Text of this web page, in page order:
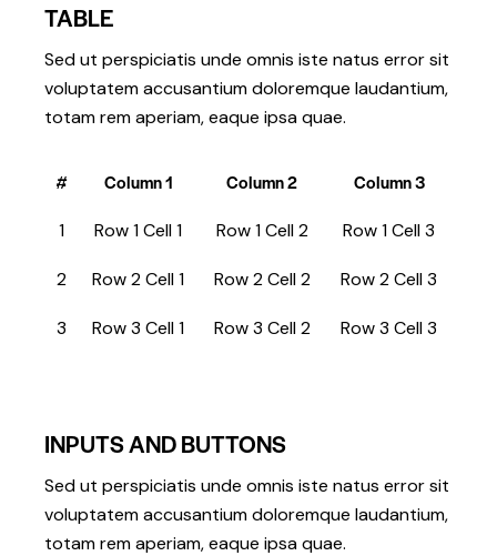
TABLE
Sed ut perspiciatis unde omnis iste natus error sit
voluptatem accusantium doloremque laudantium,
totam rem aperiam, eaque ipsa quae.
# Column 1 Column 2 Column 3
1 Row 1 Cell 1 Row 1 Cell 2 Row 1 Cell 3
2 Row 2 Cell 1 Row 2 Cell 2 Row 2 Cell 3
3 Row 3 Cell 1 Row 3 Cell 2 Row 3 Cell 3
INPUTS AND BUTTONS
Sed ut perspiciatis unde omnis iste natus error sit
voluptatem accusantium doloremque laudantium,
totam rem aperiam, eaque ipsa quae.